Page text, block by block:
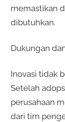
memastikan
dibutuhkan.
Dukungan
Inovasi tidak
Setelah
perusahaan
dari tim